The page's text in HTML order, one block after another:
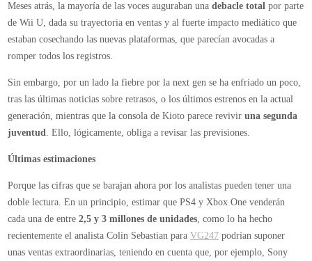
Meses atrás, la mayoría de las voces auguraban unadebacle total por parte
de Wii U, dada su trayectoria en ventas y al fuerte impacto mediático que
estaban cosechando las nuevas plataformas, que parecían avocadas a
romper todos los registros.
Sin embargo, por un lado la fiebre por la next gen se ha enfriado un poco,
tras las últimas noticias sobre retrasos, o los últimos estrenos en la actual
generación, mientras que la consola de Kioto parece revivir una segunda
juventud. Ello, lógicamente, obliga a revisar las previsiones.
Últimas estimaciones
Porque las cifras que se barajan ahora por los analistas pueden tener una
doble lectura. En un principio, estimar que PS4 y Xbox One venderán
cada una de entre2,5 y 3 millones de unidades, como lo ha hecho
recientemente el analista Colin Sebastian paraVG247 podrían suponer
unas ventas extraordinarias, teniendo en cuenta que, por ejemplo, Sony